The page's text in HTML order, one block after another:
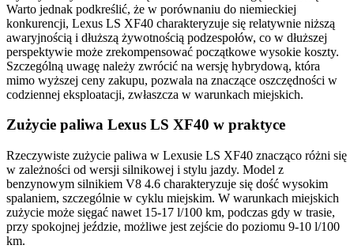
Warto jednak podkreślić, że w porównaniu do niemieckiej
konkurencji, Lexus LS XF40 charakteryzuje się relatywnie niższą
awaryjnością i dłuższą żywotnością podzespołów, co w dłuższej
perspektywie może zrekompensować początkowe wysokie koszty.
Szczególną uwagę należy zwrócić na wersję hybrydową, która
mimo wyższej ceny zakupu, pozwala na znaczące oszczędności w
codziennej eksploatacji, zwłaszcza w warunkach miejskich.
Zużycie paliwa Lexus LS XF40 w praktyce
Rzeczywiste zużycie paliwa w Lexusie LS XF40 znacząco różni się
w zależności od wersji silnikowej i stylu jazdy. Model z
benzynowym silnikiem V8 4.6 charakteryzuje się dość wysokim
spalaniem, szczególnie w cyklu miejskim. W warunkach miejskich
zużycie może sięgać nawet 15-17 l/100 km, podczas gdy w trasie,
przy spokojnej jeździe, możliwe jest zejście do poziomu 9-10 l/100
km.